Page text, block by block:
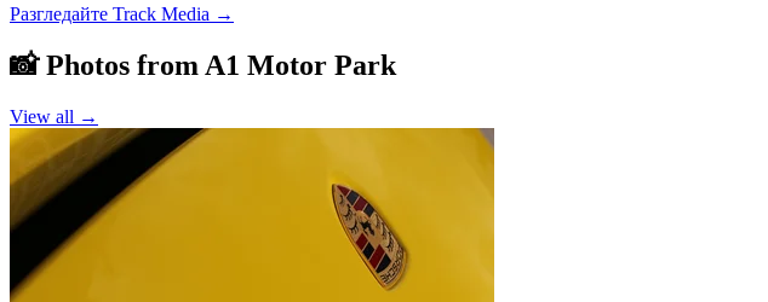
Разгледайте Track Media →
📸 Photos from A1 Motor Park
View all →